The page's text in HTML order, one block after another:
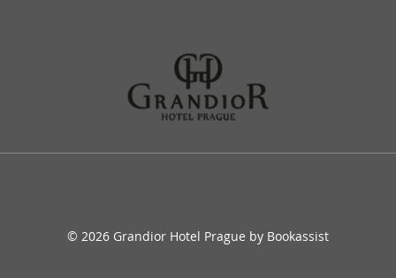
© 2026 Grandior Hotel Prague by Bookassist